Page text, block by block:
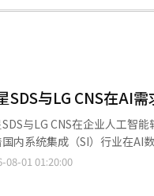
SDS与LG CNS在AI
与LG CNS在企业人工智
国内系统集成（SI）行业在AI
断扩大。 根据31日相关行业的消息，LG CNS在今年第二季度的收入为1.5208万亿韩元，营业利
08-01 01:20:00